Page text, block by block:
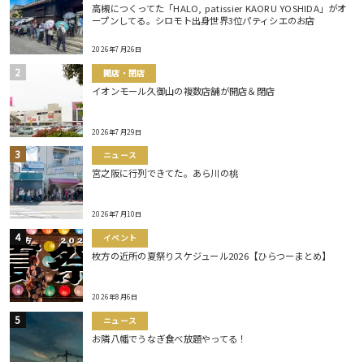
高槻につくってた「HALO, patissier KAORU YOSHIDA」がオ
ープンしてる。シロモト出身世界3位パティシエのお店
2026年7月26日
開店・閉店
イオンモール久御山の複数店舗が開店＆閉店
2026年7月29日
ニュース
宮之阪に行列できてた。あら川の桃
2026年7月10日
イベント
枚方の近所の夏祭りスケジュール2026【ひらつーまとめ】
2026年8月6日
ニュース
お隣八幡でうなぎ食べ放題やってる！